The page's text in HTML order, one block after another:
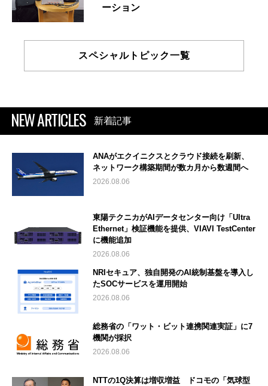
ーション
スペシャルトピック一覧
NEW ARTICLES 新着記事
ANAがエクイニクスとクラウド接続を刷新、
ネットワーク構築期間が数カ月から数週間へ
2026.08.06
東陽テクニカがAIデータセンター向け「Ultra
Ethernet」検証機能を提供、VIAVI TestCenter
に機能追加
2026.08.06
NRIセキュア、独自開発のAI統制基盤を導入し
たSOCサービスを運用開始
2026.08.06
総務省の「ワット・ビット連携関連実証」に7
機関が採択
2026.08.06
NTTの1Q決算は増収増益 ドコモの「気球型